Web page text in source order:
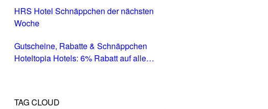
HRS Hotel Schnäppchen der nächsten
Woche
Gutscheine, Rabatte & Schnäppchen
Hoteltopia Hotels: 6% Rabatt auf alle
TAG CLOUD